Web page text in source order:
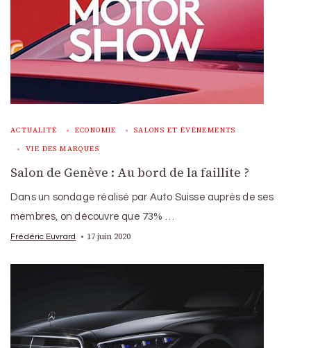
ACTUALITÉ ECONOMIE SALONS ET ÉVÉNEMENTS
VIE DES MARQUES
Salon de Genève : Au bord de la faillite ?
Dans un sondage réalisé par Auto Suisse auprès de ses
membres, on découvre que 73% …
Frédéric Euvrard 17 juin 2020